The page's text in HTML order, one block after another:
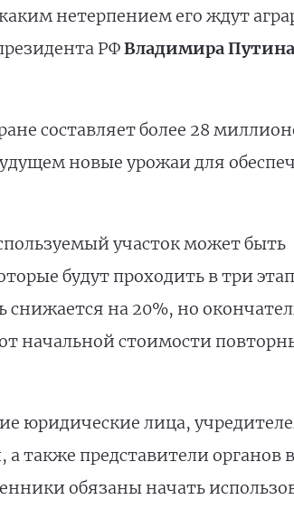
нетерпением его ждут
РФВладимира Путина
составляет более 28
новые урожаи для
участок может быть
будут проходить в три
снижается на 20%, но
начальной стоимости
юридические лица,
также представители органов
обязаны начать